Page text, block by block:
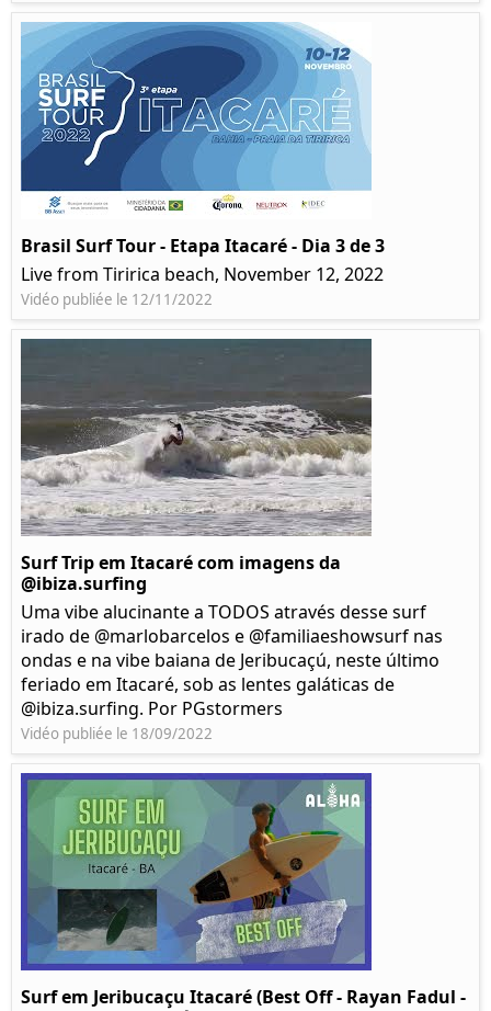
Brasil Surf Tour - Etapa Itacaré - Dia 3 de 3
Live from Tiririca beach, November 12, 2022
Vidéo publiée le 12/11/2022
Surf Trip em Itacaré com imagens da
@ibiza.surfing
Uma vibe alucinante a TODOS através desse surf
irado de @marlobarcelos e @familiaeshowsurf nas
ondas e na vibe baiana de Jeribucaçú, neste último
feriado em Itacaré, sob as lentes galáticas de
@ibiza.surfing. Por PGstormers
Vidéo publiée le 18/09/2022
Surf em Jeribucaçu Itacaré (Best Off - Rayan Fadul -